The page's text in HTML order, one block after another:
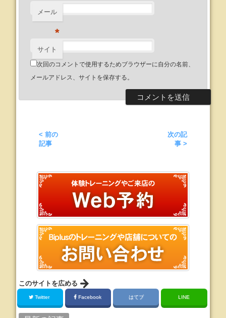
メール
*
サイト
次回のコメントで使用するためブラウザーに自分の名前、
メールアドレス、サイトを保存する。
< 前の
記事
次の記
事 >
このサイトを広める
Twitter Facebook はてブ LINE